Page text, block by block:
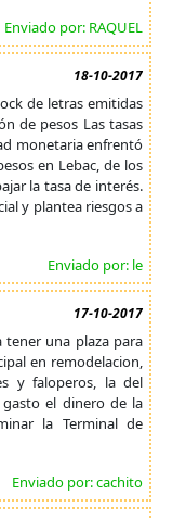
Enviado por: RAQUEL
18-10-2017
de letras emitidas
de pesos Las tasas
monetaria enfrentó
en Lebac, de los
la tasa de interés.
y plantea riesgos a
Enviado por: le
17-10-2017
tener una plaza para
en remodelacion,
y faloperos, la del
el dinero de la
la Terminal de
Enviado por: cachito